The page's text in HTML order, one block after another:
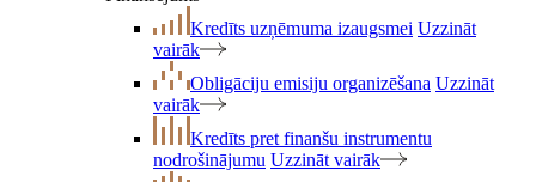
Kredīts uzņēmuma izaugsmei Uzzināt
vairāk
Obligāciju emisiju organizēšana Uzzināt
vairāk
Kredīts pret finanšu instrumentu
nodrošinājumu Uzzināt vairāk